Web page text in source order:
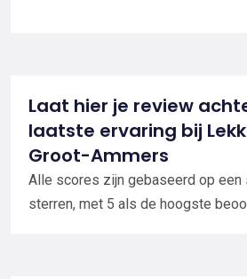
Laat hier je review
laatste ervaring bij
Groot-Ammers
Alle scores zijn gebaseerd op een
sterren, met 5 als de hoogste